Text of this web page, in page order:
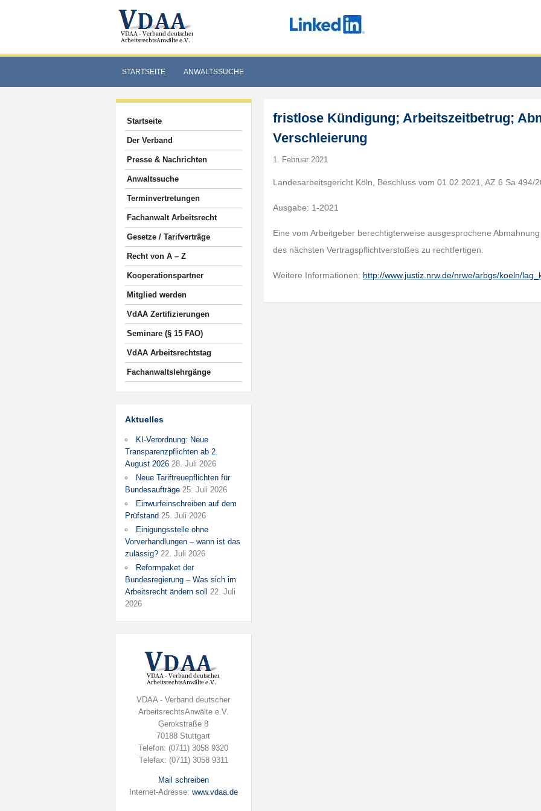
STARTSEITE ANWALTSSUCHE
Startseite
Der Verband
Presse & Nachrichten
Anwaltssuche
Terminvertretungen
Fachanwalt Arbeitsrecht
Gesetze / Tarifverträge
Recht von A – Z
Kooperationspartner
Mitglied werden
VdAA Zertifizierungen
Seminare (§ 15 FAO)
VdAA Arbeitsrechtstag
Fachanwaltslehrgänge
Aktuelles
KI-Verordnung: Neue
Transparenzpflichten ab 2.
August 2026 28. Juli 2026
Neue Tariftreuepflichten für
Bundesaufträge 25. Juli 2026
Einwurfeinschreiben auf dem
Prüfstand 25. Juli 2026
Einigungsstelle ohne
Vorverhandlungen – wann ist das
zulässig? 22. Juli 2026
Reformpaket der
Bundesregierung – Was sich im
Arbeitsrecht ändern soll
22. Juli
2026
VDAA - Verband deutscher
ArbeitsrechtsAnwälte e.V.
Gerokstraße 8
70188 Stuttgart
Telefon: (0711) 3058 9320
Telefax: (0711) 3058 9311
Mail schreiben
Internet-Adresse: www.vdaa.de
fristlose Kündigung; Arbeitszeitbetrug;
Verschleierung
1. Februar 2021
Landesarbeitsgericht Köln, Beschluss vom 01.02.2021, AZ 6 Sa 494/
Ausgabe: 1-2021
Eine vom Arbeitgeber berechtigterweise ausgesprochene
des nächsten Vertragspflichtverstoßes zu rechtfertigen.
Weitere Informationen: http://www.justiz.nrw.de/nrwe/arbgs/koeln/